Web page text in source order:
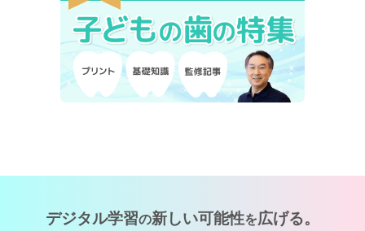
デジタル学習の新しい可能性を広げる。